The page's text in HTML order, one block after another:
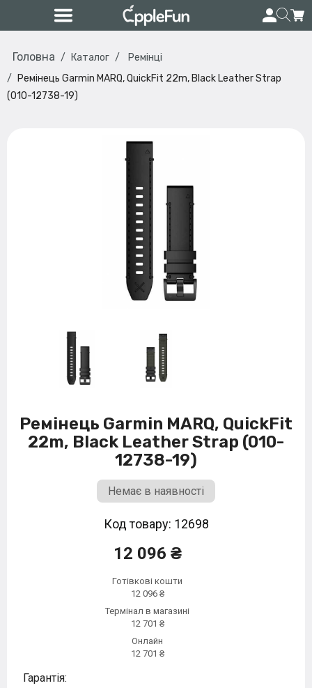
Головна Каталог
Ремінці
Ремінець Garmin MARQ, QuickFit 22m, Black Leather Strap
(010-12738-19)
Ремінець Garmin MARQ, QuickFit
22m, Black Leather Strap (010-
12738-19)
Немає в наявності
Код товару: 12698
12 096 ₴
Готівкові кошти
12 096 ₴
Термінал в магазині
12 701 ₴
Онлайн
12 701 ₴
Гарантія: